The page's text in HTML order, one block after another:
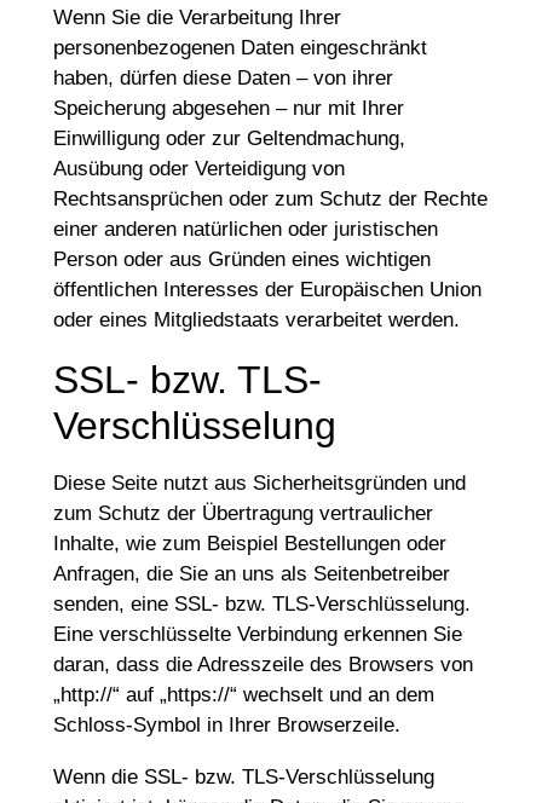
Wenn Sie die Verarbeitung Ihrer
personenbezogenen Daten eingeschränkt
haben, dürfen diese Daten – von ihrer
Speicherung abgesehen – nur mit Ihrer
Einwilligung oder zur Geltendmachung,
Ausübung oder Verteidigung von
Rechtsansprüchen oder zum Schutz der Rechte
einer anderen natürlichen oder juristischen
Person oder aus Gründen eines wichtigen
öffentlichen Interesses der Europäischen Union
oder eines Mitgliedstaats verarbeitet werden.
SSL- bzw. TLS-
Verschlüsselung
Diese Seite nutzt aus Sicherheitsgründen und
zum Schutz der Übertragung vertraulicher
Inhalte, wie zum Beispiel Bestellungen oder
Anfragen, die Sie an uns als Seitenbetreiber
senden, eine SSL- bzw. TLS-Verschlüsselung.
Eine verschlüsselte Verbindung erkennen Sie
daran, dass die Adresszeile des Browsers von
„http://“ auf „https://“ wechselt und an dem
Schloss-Symbol in Ihrer Browserzeile.
Wenn die SSL- bzw. TLS-Verschlüsselung